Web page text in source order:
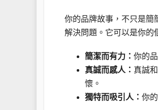
你的品牌故事，不只是簡
解決問題。它可以是你的
簡潔而有力： 你的
真誠而感人： 真誠
懷。
獨特而吸引人： 你